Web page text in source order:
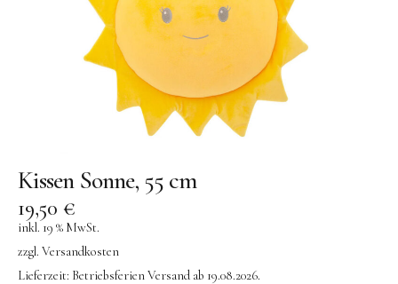
Kissen Sonne, 55 cm
19,50 €
inkl. 19 % MwSt.
zzgl. Versandkosten
Lieferzeit: Betriebsferien Versand ab 19.08.2026.